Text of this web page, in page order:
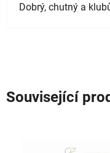
Dobrý, chutný a
Související